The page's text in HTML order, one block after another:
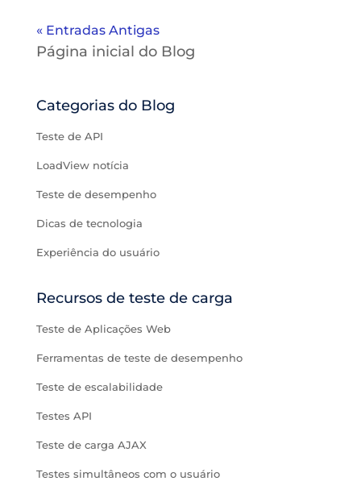
« Entradas Antigas
Página inicial do Blog
Categorias do Blog
Teste de API
LoadView notícia
Teste de desempenho
Dicas de tecnologia
Experiência do usuário
Recursos de teste de carga
Teste de Aplicações Web
Ferramentas de teste de desempenho
Teste de escalabilidade
Testes API
Teste de carga AJAX
Testes simultâneos com o usuário